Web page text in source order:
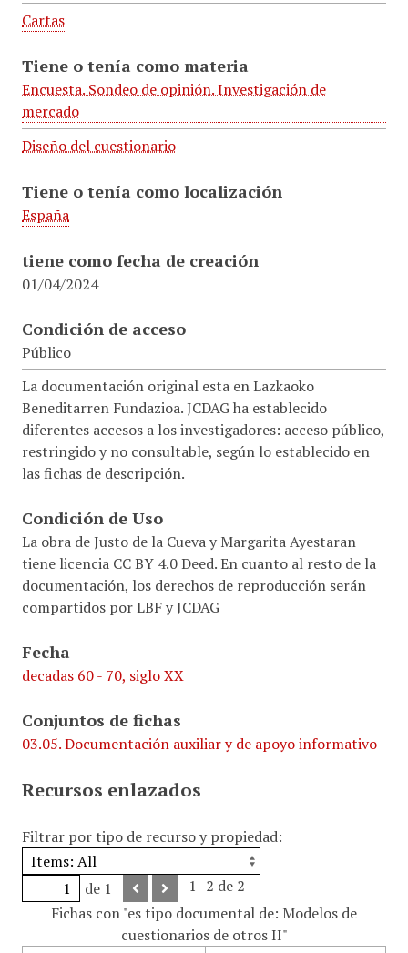
Cartas
Tiene o tenía como materia
Encuesta. Sondeo de opinión. Investigación de
mercado
Diseño del cuestionario
Tiene o tenía como localización
España
tiene como fecha de creación
01/04/2024
Condición de acceso
Público
La documentación original esta en Lazkaoko
Beneditarren Fundazioa. JCDAG ha establecido
diferentes accesos a los investigadores: acceso público,
restringido y no consultable, según lo establecido en
las fichas de descripción.
Condición de Uso
La obra de Justo de la Cueva y Margarita Ayestaran
tiene licencia CC BY 4.0 Deed. En cuanto al resto de la
documentación, los derechos de reproducción serán
compartidos por LBF y JCDAG
Fecha
decadas 60 - 70, siglo XX
Conjuntos de fichas
03.05. Documentación auxiliar y de apoyo informativo
Recursos enlazados
Filtrar por tipo de recurso y propiedad:
de 1
1–2 de 2
Fichas con "es tipo documental de: Modelos de
cuestionarios de otros II"